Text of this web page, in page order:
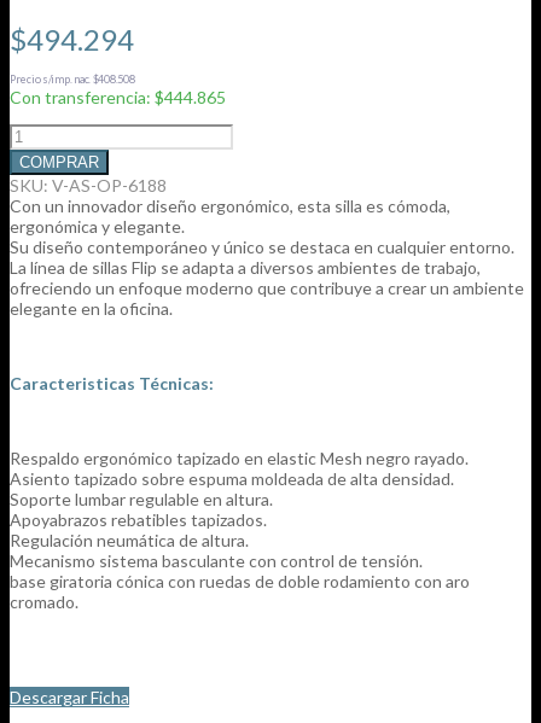
$494.294
Precio s/imp. nac. $408.508
Con transferencia: $444.865
Silla
Flip
cantidad
COMPRAR
SKU: V-AS-OP-6188
Con un innovador diseño ergonómico, esta silla es cómoda,
ergonómica y elegante.
Su diseño contemporáneo y único se destaca en cualquier entorno.
La línea de sillas Flip se adapta a diversos ambientes de trabajo,
ofreciendo un enfoque moderno que contribuye a crear un ambiente
elegante en la oficina.
Caracteristicas Técnicas:
Respaldo ergonómico tapizado en elastic Mesh negro rayado.
Asiento tapizado sobre espuma moldeada de alta densidad.
Soporte lumbar regulable en altura.
Apoyabrazos rebatibles tapizados.
Regulación neumática de altura.
Mecanismo sistema basculante con control de tensión.
base giratoria cónica con ruedas de doble rodamiento con aro
cromado.
Descargar Ficha